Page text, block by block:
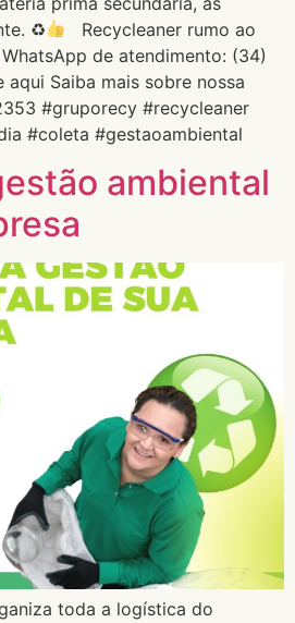
♻
Recycleaner rumo ao
WhatsApp de atendimento: (34)
Saiba mais sobre nossa
#gruporecy #recycleaner
#coleta #gestaoambiental
ambiental
toda a logística do